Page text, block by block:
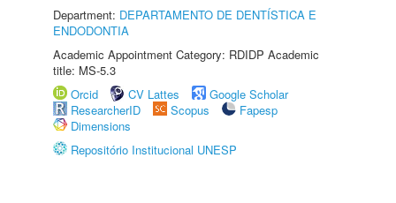
Department: DEPARTAMENTO DE DENTÍSTICA E
ENDODONTIA
Academic Appointment Category: RDIDP Academic
title: MS-5.3
Orcid
CV Lattes
Google Scholar
ResearcherID
Scopus
Fapesp
Dimensions
Repositório Institucional UNESP